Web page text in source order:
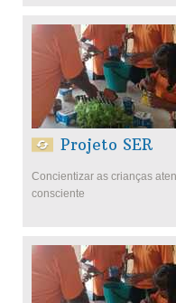
Projeto SER
Concientizar as crianças
consciente